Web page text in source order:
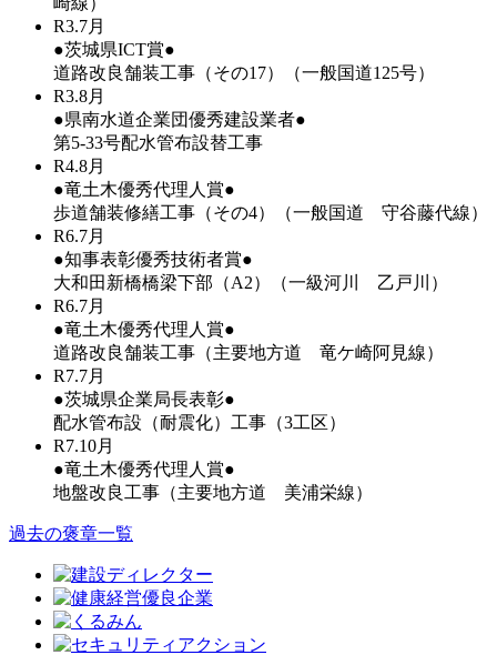
R3.7月
●茨城県ICT賞●
道路改良舗装工事（その17）（一般国道125号）
R3.8月
●県南水道企業団優秀建設業者●
第5-33号配水管布設替工事
R4.8月
●竜土木優秀代理人賞●
歩道舗装修繕工事（その4）（一般国道 守谷藤代線）
R6.7月
●知事表彰優秀技術者賞●
大和田新橋橋梁下部（A2）（一級河川 乙戸川）
R6.7月
●竜土木優秀代理人賞●
道路改良舗装工事（主要地方道 竜ケ崎阿見線）
R7.7月
●茨城県企業局長表彰●
配水管布設（耐震化）工事（3工区）
R7.10月
●竜土木優秀代理人賞●
地盤改良工事（主要地方道 美浦栄線）
過去の褒章一覧